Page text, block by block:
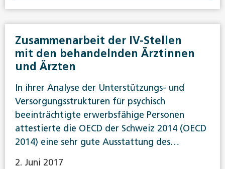
Zusammenarbeit der IV-Stellen
mit den behandelnden Ärztinnen
und Ärzten
In ihrer Analyse der Unterstützungs- und
Versorgungsstrukturen für psychisch
beeinträchtigte erwerbsfähige Personen
attestierte die OECD der Schweiz 2014 (OECD
2014) eine sehr gute Ausstattung des…
2. Juni 2017